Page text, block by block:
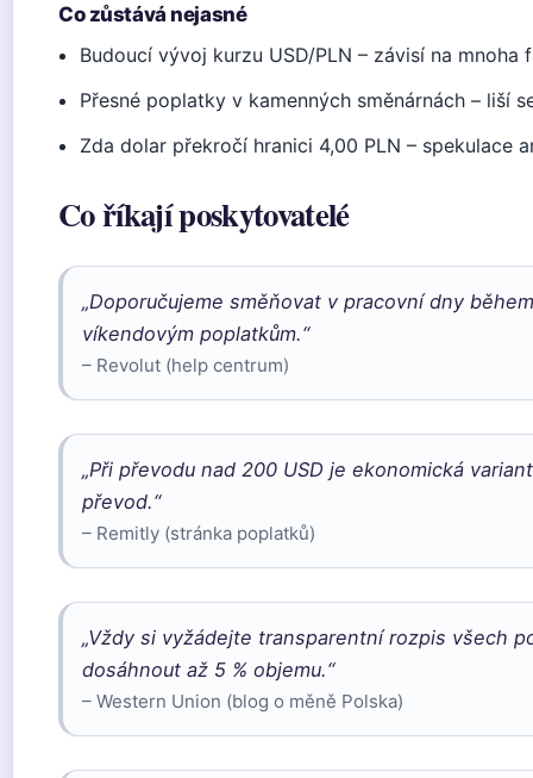
Co zůstává nejasné
Budoucí vývoj kurzu USD/PLN – závisí na mnoha
Přesné poplatky v kamenných směnárnách – liší
Zda dolar překročí hranici 4,00 PLN – spekulace
Co říkají poskytovatelé
„Doporučujeme směňovat v pracovní dny
víkendovým poplatkům.“
– Revolut (help centrum)
„Při převodu nad 200 USD je ekonomická
převod.“
– Remitly (stránka poplatků)
„Vždy si vyžádejte transparentní rozpis všech
dosáhnout až 5 % objemu.“
– Western Union (blog o měně Polska)